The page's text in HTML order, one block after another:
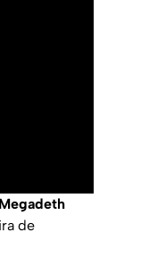
Megadeth
de